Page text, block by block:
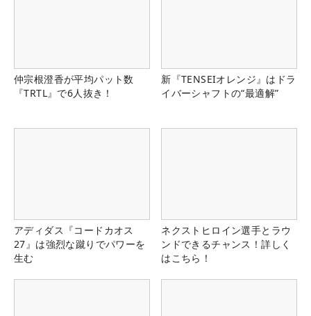
仲宗根澄香が平均パット数
『TRTL』で6人抜き！
新『TENSEIオレンジ』はドラ
イバーシャフトの“最適解”
アディダス『コードカオス
27』は強烈な蹴りでパワーを
生む
ネクストヒロイン選手とラウ
ンドできるチャンス！詳しく
はこちら！